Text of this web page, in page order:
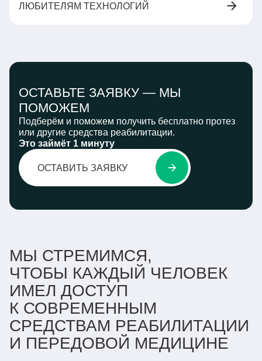
ЛЮБИТЕЛЯМ ТЕХНОЛОГИЙ
ОСТАВЬТЕ ЗАЯВКУ — МЫ
ПОМОЖЕМ
Подберём и поможем получить бесплатно протез
или другие средства реабилитации.
Это займёт 1 минуту
ОСТАВИТЬ ЗАЯВКУ
МЫ СТРЕМИМСЯ,
ЧТОБЫ КАЖДЫЙ ЧЕЛОВЕК
ИМЕЛ ДОСТУП
К СОВРЕМЕННЫМ
СРЕДСТВАМ РЕАБИЛИТАЦИИ
И ПЕРЕДОВОЙ МЕДИЦИНЕ